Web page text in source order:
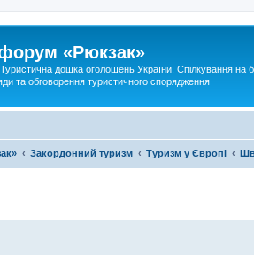
«Рюкзак»
дошка оголошень України. Спілкування на
та обговорення туристичного спорядження
Закордонний туризм Туризм у Європі